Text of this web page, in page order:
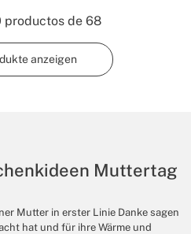
productos de 68
anzeigen
Muttertag
Mutter in erster Linie Danke sagen
hat und für ihre Wärme und